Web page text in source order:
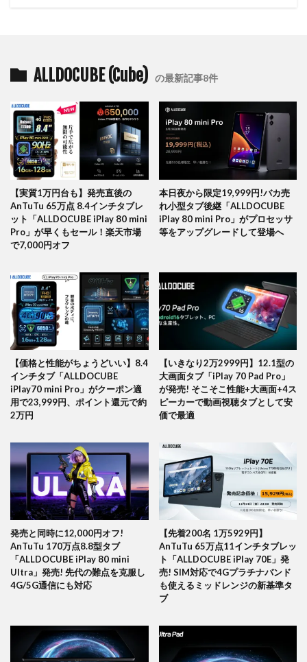
ALLDOCUBE (Cube) の最新記事8件
【実質1万円台も】発売直後の
AnTuTu 65万点 8.4インチタブレ
ット「ALLDOCUBE iPlay 80 mini
Pro」が早くもセール！楽天市場
で7,000円オフ
本日夜から限定19,999円!バカ売
れ小型タブ後継「ALLDOCUBE
iPlay 80 mini Pro」がプロセッサ
等をアップグレードして登場へ
【価格と性能がちょうどいい】8.4
インチタブ「ALLDOCUBE
iPlay70 mini Pro」がクーポン適
用で23,999円、ポイント還元で約
2万円
【いきなり2万2999円】12.1型の
大画面タブ「iPlay 70 Pad Pro」
が発売! そこそこ性能+大画面+4ス
ピーカーで動画視聴タブとして安
価で最適
発売と同時に12,000円オフ!
AnTuTu 170万点8.8型タブ
「ALLDOCUBE iPlay 80 mini
Ultra」発売! 先代の難点を克服し
4G/5G通信にも対応
【先着200名 1万5929円】
AnTuTu 65万点11インチタブレッ
ト「ALLDOCUBE iPlay 70E」発
売! SIM対応で4Gプラチナバンド
も使えるミッドレンジの新基準タ
ブ